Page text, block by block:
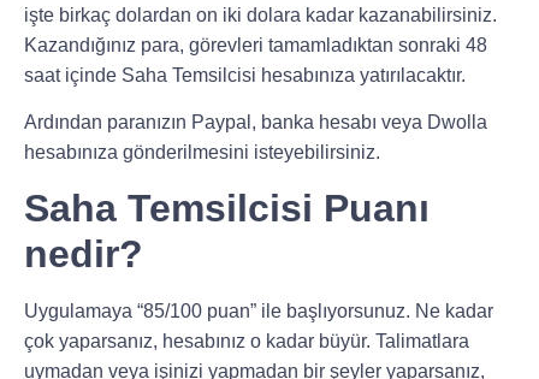
işte birkaç dolardan on iki dolara kadar kazanabilirsiniz.
Kazandığınız para, görevleri tamamladıktan sonraki 48
saat içinde Saha Temsilcisi hesabınıza yatırılacaktır.
Ardından paranızın Paypal, banka hesabı veya Dwolla
hesabınıza gönderilmesini isteyebilirsiniz.
Saha Temsilcisi Puanı
nedir?
Uygulamaya “85/100 puan” ile başlıyorsunuz. Ne kadar
çok yaparsanız, hesabınız o kadar büyür. Talimatlara
uymadan veya işinizi yapmadan bir şeyler yaparsanız,